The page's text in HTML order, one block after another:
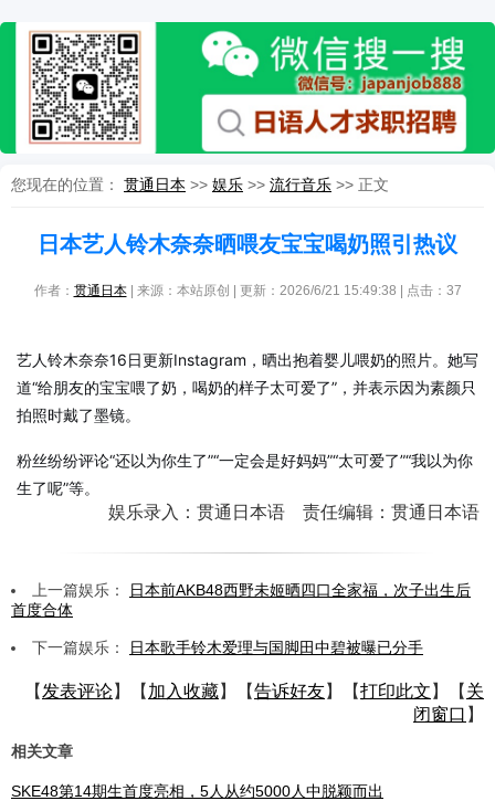
您现在的位置： 贯通日本 >> 娱乐 >> 流行音乐 >> 正文
日本艺人铃木奈奈晒喂友宝宝喝奶照引热议
作者： 贯通日本| 来源：本站原创 | 更新：2026/6/21 15:49:38 | 点击： 37
艺人铃木奈奈16日更新Instagram，晒出抱着婴儿喂奶的照片。她写
道“给朋友的宝宝喂了奶，喝奶的样子太可爱了”，并表示因为素颜只
拍照时戴了墨镜。
粉丝纷纷评论“还以为你生了”“一定会是好妈妈”“太可爱了”“我以为你
生了呢”等。
娱乐录入：贯通日本语 责任编辑：贯通日本语
上一篇娱乐：
日本前AKB48西野未姬晒四口全家福，次子出生后
首度合体
下一篇娱乐： 日本歌手铃木爱理与国脚田中碧被曝已分手
【 发表评论】【 加入收藏】【告诉好友】【打印此文 】【 关
闭窗口 】
相关文章
SKE48第14期生首度亮相，5人从约5000人中脱颖而出